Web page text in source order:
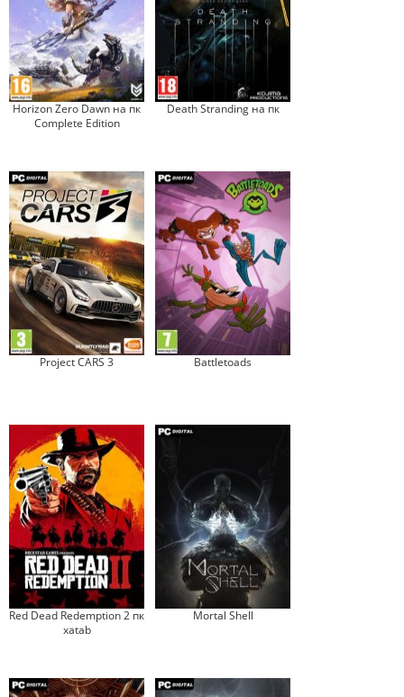
Horizon Zero Dawn на пк
Complete Edition
Death Stranding на пк
Project CARS 3 Battletoads
Red Dead Redemption 2 пк
xatab
Mortal Shell